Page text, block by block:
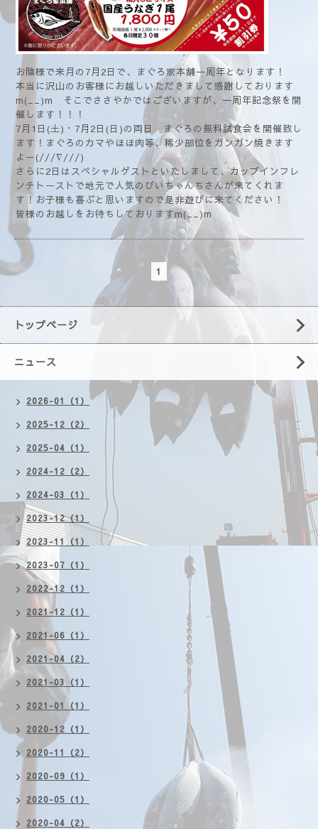
お陰様で来月の7月2日で、まぐろ家本舗一周年となります！
本当に沢山のお客様にお越しいただきまして感謝しております
m(__)m そこでささやかではございますが、一周年記念祭を開
催します！！！
7月1日(土)・7月2日(日)の両日 まぐろの無料試食会を開催致し
ます！まぐろのカマやほほ肉等、稀少部位をガンガン焼きます
よー(///∇///)
さらに2日はスペシャルゲストといたしまして、カップインフレ
ンチトーストで地元で人気のぴいちゃんちさんが来てくれま
す！お子様も喜ぶと思いますので是非遊びに来てください！
皆様のお越しをお待ちしておりますm(__)m
1
トップページ
ニュース
2026-01（1）
2025-12（2）
2025-04（1）
2024-12（2）
2024-03（1）
2023-12（1）
2023-11（1）
2023-07（1）
2022-12（1）
2021-12（1）
2021-06（1）
2021-04（2）
2021-03（1）
2021-01（1）
2020-12（1）
2020-11（2）
2020-09（1）
2020-05（1）
2020-04（2）